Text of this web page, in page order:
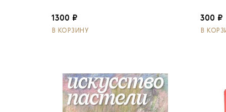
1300 ₽
В КОРЗИНУ
300 ₽
В